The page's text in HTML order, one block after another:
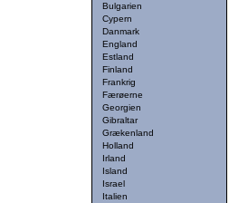
Bulgarien
Cypern
Danmark
England
Estland
Finland
Frankrig
Færøerne
Georgien
Gibraltar
Grækenland
Holland
Irland
Island
Israel
Italien